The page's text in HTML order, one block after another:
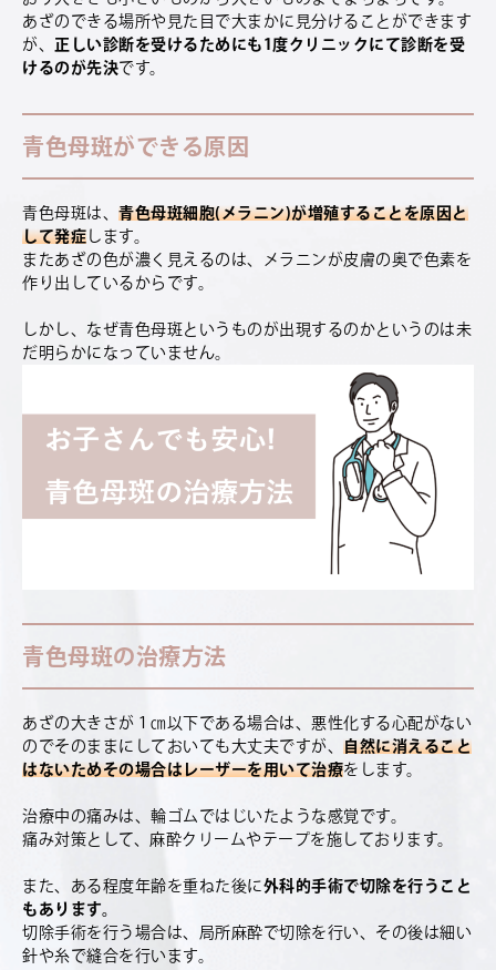
あざのできる場所や見た目で大まかに見分けることができます
が、 正しい診断を受けるためにも1度クリニックにて診断を受
けるのが先決です。
青色母斑ができる原因
青色母斑は、 青色母斑細胞(メラニン)が増殖することを原因と
して発症 します。
またあざの色が濃く見えるのは、メラニンが皮膚の奥で色素を
作り出しているからです。
しかし、なぜ青色母斑というものが出現するのかというのは未
だ明らかになっていません。
青色母斑の治療方法
あざの大きさが１㎝以下である場合は、悪性化する心配がない
のでそのままにしておいても大丈夫ですが、 自然に消えること
はないためその場合はレーザーを用いて治療をします。
治療中の痛みは、輪ゴムではじいたような感覚です。
痛み対策として、麻酔クリームやテープを施しております。
また、ある程度年齢を重ねた後に外科的手術で切除を行うこと
もあります。
切除手術を行う場合は、局所麻酔で切除を行い、その後は細い
針や糸で縫合を行います。